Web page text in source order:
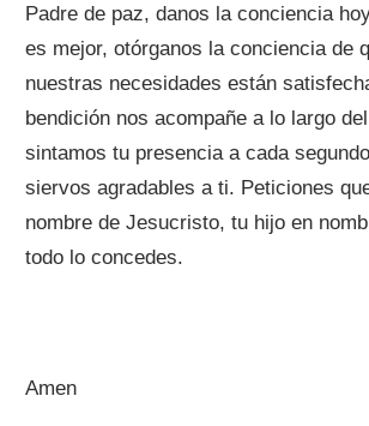
Padre de paz, danos la conciencia
es mejor, otórganos la conciencia de
nuestras necesidades están
bendición nos acompañe a lo largo
sintamos tu presencia a cada
siervos agradables a ti. Peticiones
nombre de Jesucristo, tu hijo en
todo lo concedes.
Amen